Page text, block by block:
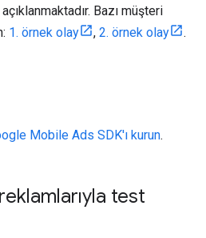
Bazı müşteri
1. örnek olay , 2. örnek olay .
Mobile Ads SDK'ı kurun.
test